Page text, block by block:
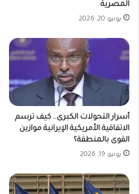
المصرية
يونيو 20, 2026
أسرار التحولات الكبرى.. كيف ترسم
الاتفاقية الأمريكية الإيرانية موازين
القوى بالمنطقة؟
يونيو 19, 2026